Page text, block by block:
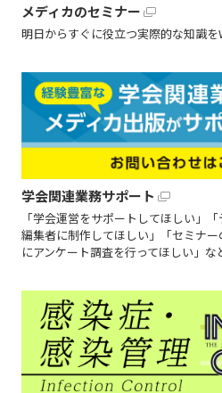
メディカのセミナー
明日からすぐに役立つ実際的な知識を
学会関連業務サポート
「学会運営をサポートしてほしい」
編集者に制作してほしい」「セミナ
にアンケート調査を行ってほしい」な